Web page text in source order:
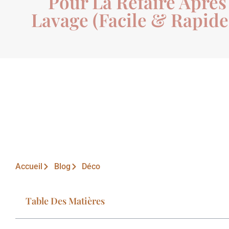
Lavage (Facile &
Accueil Blog Déco
Table Des Matières